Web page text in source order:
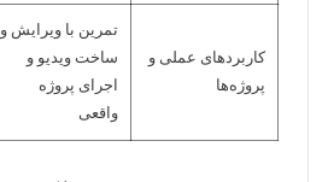
کاربردهای عملی و
پروژه‌ها
تمرین با ویرایش و
ساخت ویدیو و
اجرای پروژه
واقعی